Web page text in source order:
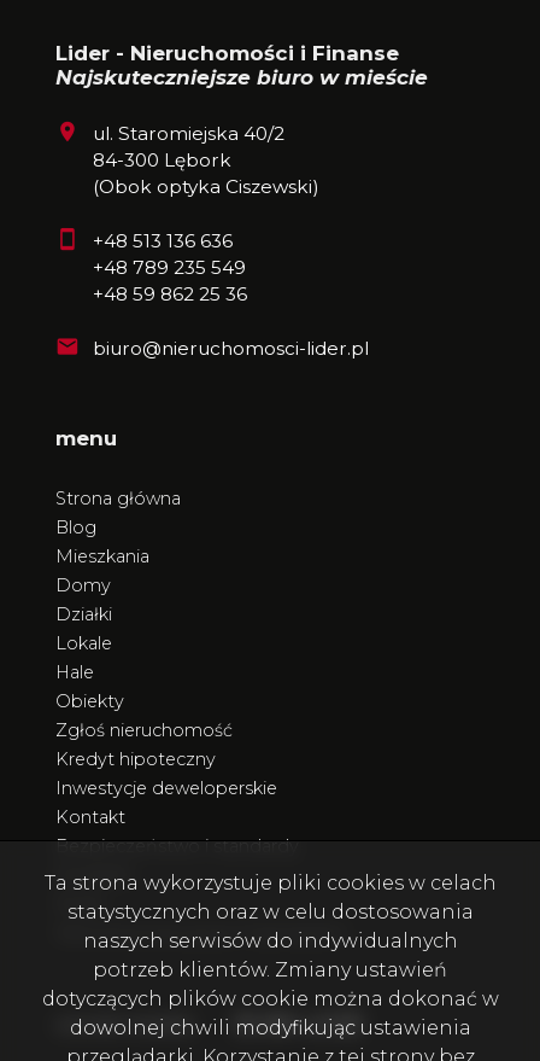
Lider - Nieruchomości i Finanse
Najskuteczniejsze biuro w mieście
ul. Staromiejska 40/2
84-300 Lębork
(Obok optyka Ciszewski)
+48 513 136 636
+48 789 235 549
+48 59 862 25 36
biuro@nieruchomosci-lider.pl
menu
Strona główna
Blog
Mieszkania
Domy
Działki
Lokale
Hale
Obiekty
Zgłoś nieruchomość
Kredyt hipoteczny
Inwestycje deweloperskie
Kontakt
Bezpieczeństwo i standardy
Poradnik
Rodo
Nieruchomości poza Trójmiastem
social media Facebook
Facebook
Facebook
Facebook
Facebook
Facebook
Facebook
Ta strona wykorzystuje pliki cookies w celach
statystycznych oraz w celu dostosowania
naszych serwisów do indywidualnych
potrzeb klientów. Zmiany ustawień
dotyczących plików cookie można dokonać w
dowolnej chwili modyfikując ustawienia
przeglądarki. Korzystanie z tej strony bez